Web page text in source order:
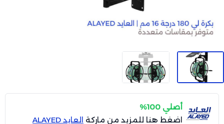
أصلي 100%
اضغط هنا للمزيد من ماركة العايد ALAYED